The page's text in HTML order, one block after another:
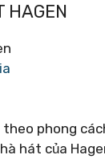
HAGEN
phong
hát của